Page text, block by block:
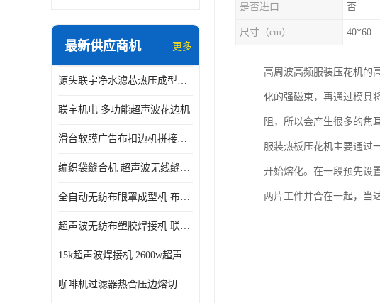
最新供应商机 更多
源头联宇净水滤芯热压成型机器 超声波大功率封边机
联宇机电 多功能超声波花边机
滑台软膜广告布扣边机拼接机用于焊接热合拼接作用
编织袋缝合机 超声波无线缝合机 厂家现货供应
全自动无纺布眼罩成型机 布料海绵眼罩热合切边机
超声波无纺布塑胶焊接机 联宇制造
15k超声波焊接机 2600w超声波焊接机 联宇制造
咖啡机过滤器热合压边熔切机 超声波无纺布喷胶棉热合机
是否进口 否
尺寸（cm） 40*60
高周波高频服装压花机的
化的强磁束，再通过模具
阻，所以会产生很多的焦
服装热板压花机主要通过
开始熔化。在一段预先设
两片工件并合在一起，当